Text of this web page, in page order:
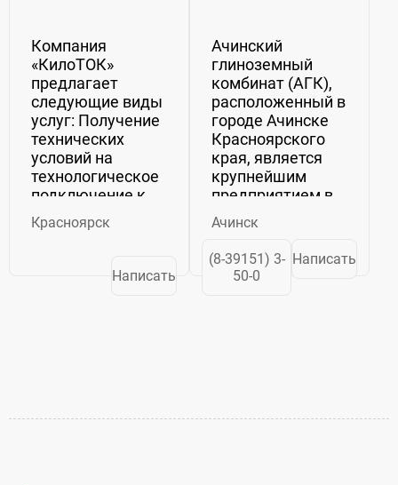
Компания
«КилоТОК»
предлагает
следующие виды
услуг: Получение
технических
условий на
технологическое
подключение к
электросетям.
Разработка и
Красноярск
Написать
Ачинский
глиноземный
комбинат (АГК),
расположенный в
городе Ачинске
Красноярского
края, является
крупнейшим
предприятием в
России по
производству
глинозема.
Входящий в
Акционерное...
Ачинск
(8-39151) 3-
50-0
Написать